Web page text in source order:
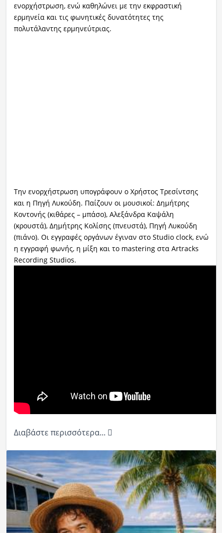
ενορχήστρωση, ενώ καθηλώνει με την εκφραστική
ερμηνεία και τις φωνητικές δυνατότητες της
πολυτάλαντης ερμηνεύτριας.
Την ενορχήστρωση υπογράφουν ο Χρήστος Τρεσίντσης
και η Πηγή Λυκούδη. Παίζουν οι μουσικοί: Δημήτρης
Κοντονής (κιθάρες – μπάσο), Αλεξάνδρα Καψάλη
(κρουστά), Δημήτρης Κολίσης (πνευστά), Πηγή Λυκούδη
(πιάνο). Οι εγγραφές οργάνων έγιναν στο Studio clock, ενώ
η εγγραφή φωνής, η μίξη και το mastering στα Artracks
Recording Studios.
Διαβάστε περισσότερα...